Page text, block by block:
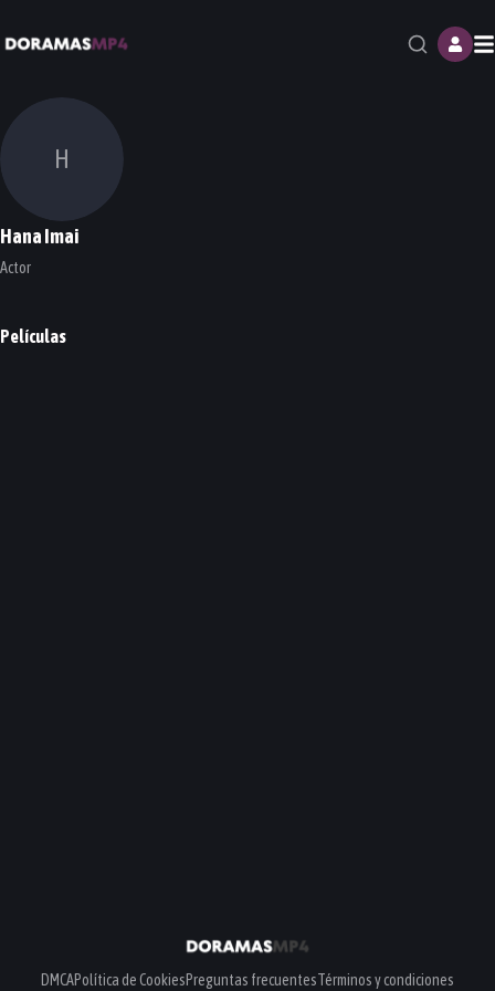
H
Hana Imai
Actor
Películas
Evergreen Love
DMCAPolítica de CookiesPreguntas frecuentesTérminos y condiciones